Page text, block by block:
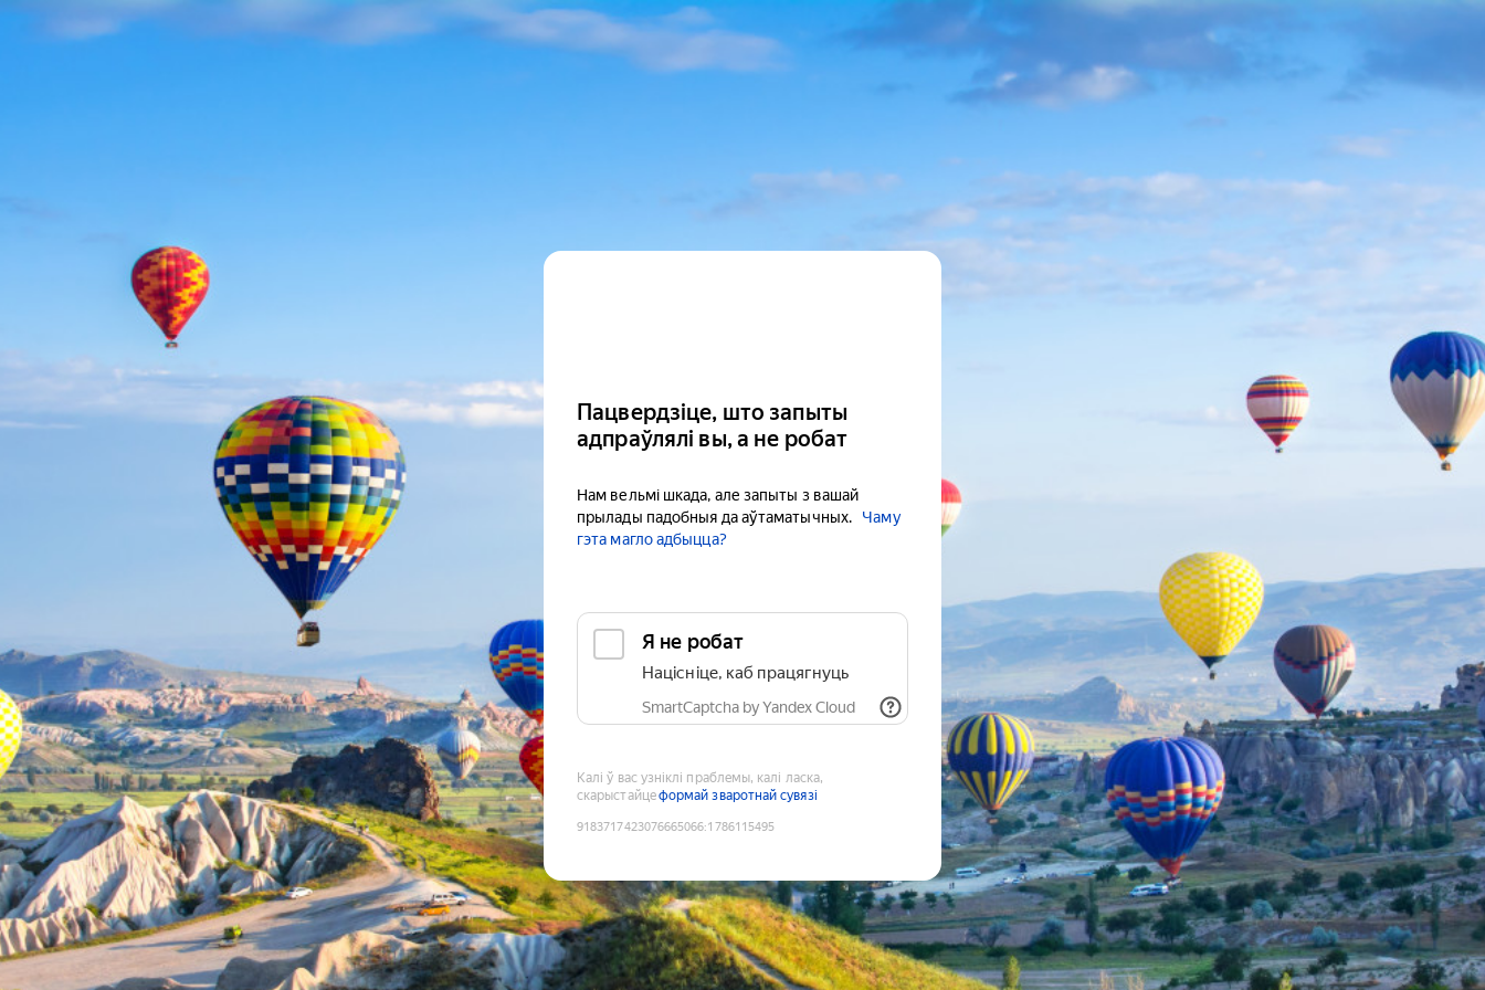
Пацвердзіце, што запыты
адпраўлялі вы, а не робат
Нам вельмі шкада, але запыты з вашай
прылады падобныя да аўтаматычных.
Чаму
гэта магло адбыцца?
Я не робат
Націсніце, каб працягнуць
SmartCaptcha by Yandex Cloud
Калі ў вас узніклі праблемы, калі ласка,
скарыстайцеформай зваротнай сувязі
9183717423076665066:1786115495